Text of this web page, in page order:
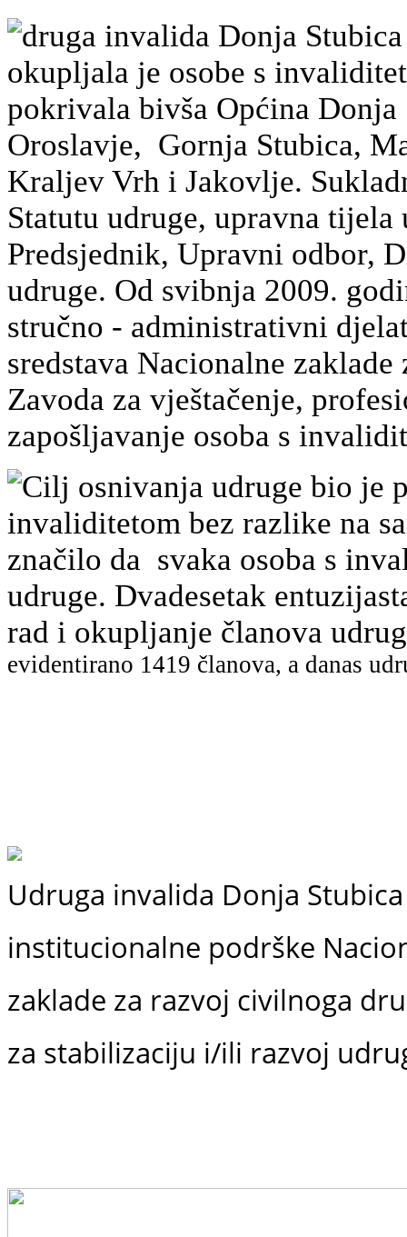
druga invalida Donja
okupljala je osobe s
pokrivala bivša Općina
Oroslavje, Gornja Stubica,
Kraljev Vrh i Jakovlje.
Statutu udruge, upravna tijela
Predsjednik, Upravni odbor,
udruge. Od svibnja 2009.
stručno - administrativni
sredstava Nacionalne
Zavoda za vještačenje,
zapošljavanje osoba s
Cilj osnivanja udruge bio je
invaliditetom bez razlike na
značilo da svaka osoba s
udruge. Dvadesetak
rad i okupljanje članova
evidentirano 1419 članova, a danas
Udruga invalida Donja
institucionalne podrške
zaklade za razvoj civilnoga
za stabilizaciju i/ili razvoj